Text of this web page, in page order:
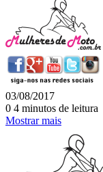
03/08/2017
0 4 minutos de leitura
Mostrar mais